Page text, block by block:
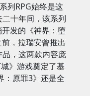
列RPG始终是这
十年间，该系列
发的《神界：堕
，拉瑞安曾推出
品，这两款内容庞
》游戏奠定了基
：原罪3》还是全